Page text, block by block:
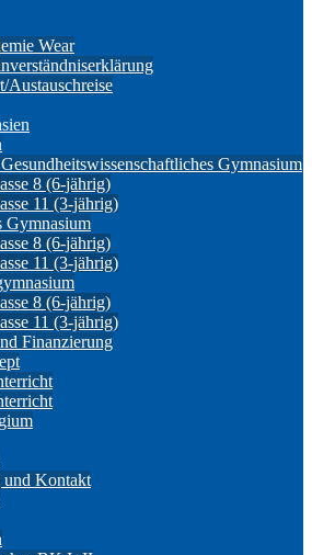
Wear
Austauschreise
Gymnasium
8 (6-jährig)
11 (3-jährig)
Gymnasium
8 (6-jährig)
11 (3-jährig)
8 (6-jährig)
11 (3-jährig)
Finanzierung
und Kontakt